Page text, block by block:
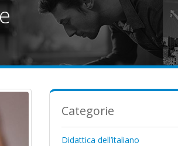
Categorie
Didattica dell’italiano